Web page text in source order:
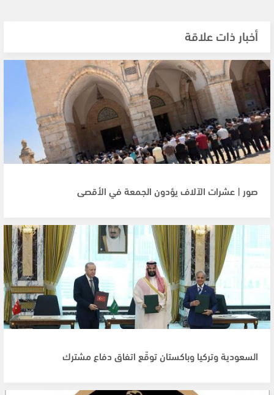
أخبار ذات علاقة
صور | عشرات الآلاف يؤدون الجمعة في الأقصى
السعودية وتركيا وباكستان توقّع اتفاق دفاع مشترك